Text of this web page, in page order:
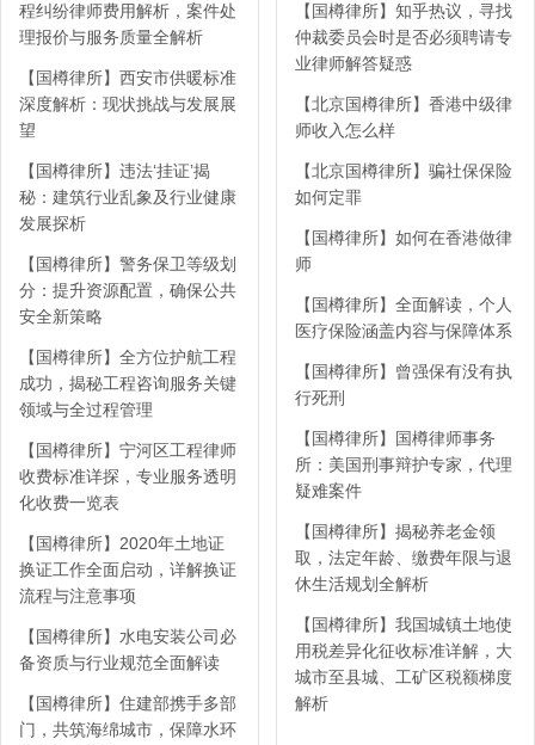
程纠纷律师费用解析，案件处
理报价与服务质量全解析
【国樽律所】西安市供暖标准
深度解析：现状挑战与发展展
望
【国樽律所】违法‘挂证’揭
秘：建筑行业乱象及行业健康
发展探析
【国樽律所】警务保卫等级划
分：提升资源配置，确保公共
安全新策略
【国樽律所】全方位护航工程
成功，揭秘工程咨询服务关键
领域与全过程管理
【国樽律所】宁河区工程律师
收费标准详探，专业服务透明
化收费一览表
【国樽律所】2020年土地证
换证工作全面启动，详解换证
流程与注意事项
【国樽律所】水电安装公司必
备资质与行业规范全面解读
【国樽律所】住建部携手多部
门，共筑海绵城市，保障水环
【国樽律所】知乎热议，寻找
仲裁委员会时是否必须聘请专
业律师解答疑惑
【北京国樽律所】香港中级律
师收入怎么样
【北京国樽律所】骗社保保险
如何定罪
【国樽律所】如何在香港做律
师
【国樽律所】全面解读，个人
医疗保险涵盖内容与保障体系
【国樽律所】曾强保有没有执
行死刑
【国樽律所】国樽律师事务
所：美国刑事辩护专家，代理
疑难案件
【国樽律所】揭秘养老金领
取，法定年龄、缴费年限与退
休生活规划全解析
【国樽律所】我国城镇土地使
用税差异化征收标准详解，大
城市至县城、工矿区税额梯度
解析